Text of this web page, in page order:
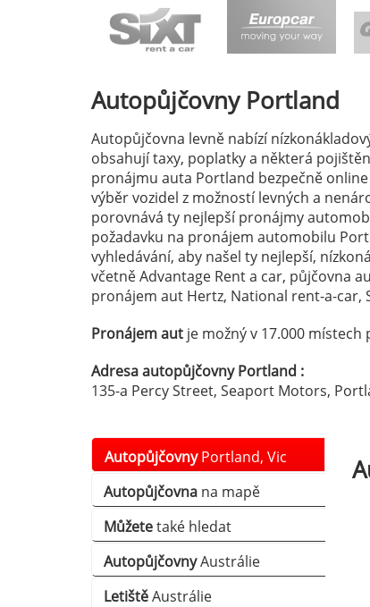
AutopůjčovnyPortland
Autopůjčovna levně nabízí
obsahují taxy, poplatky a některá
pronájmu auta Portland bezpečně
výběr vozidel z možností levných a
porovnává ty nejlepší pronájmy
požadavku na pronájem automobilu
vyhledávání, aby našel ty nejlepší,
včetně Advantage Rent a car, půjčovna
pronájem aut Hertz, National rent-a-car,
Pronájem aut je možný v 17.000 místech
Adresa autopůjčovny Portland :
135-a Percy Street, Seaport Motors,
AutopůjčovnyPortland, Vic
Autopůjčovna na mapě
Můžetetaké hledat
AutopůjčovnyAustrálie
LetištěAustrálie